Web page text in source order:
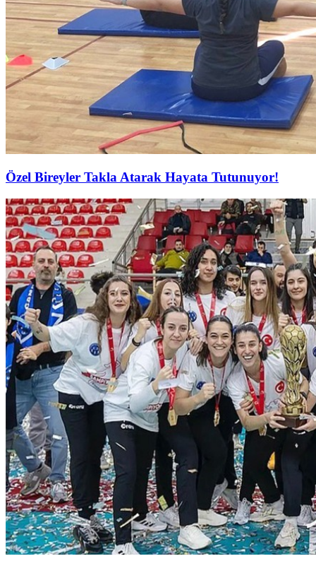
Özel Bireyler Takla Atarak Hayata Tutunuyor!